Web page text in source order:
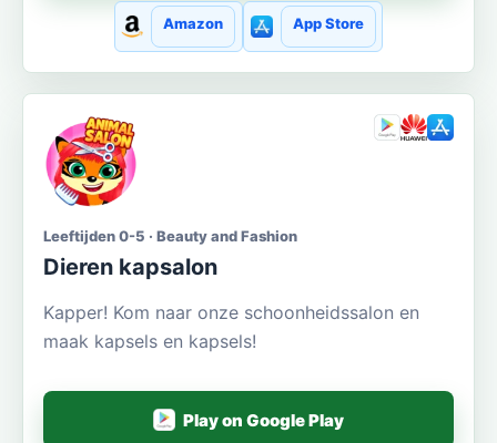
Amazon App Store
Leeftijden 0-5 · Beauty and Fashion
Dieren kapsalon
Kapper! Kom naar onze schoonheidssalon en
maak kapsels en kapsels!
Play on Google Play